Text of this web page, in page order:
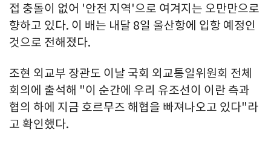
접 충돌이 없어 '안전 지역'으로 여겨지는 오만만으로
향하고 있다. 이 배는 내달 8일 울산항에 입항 예정인
것으로 전해졌다.
조현 외교부 장관도 이날 국회 외교통일위원회 전체
회의에 출석해 "이 순간에 우리 유조선이 이란 측과
협의 하에 지금 호르무즈 해협을 빠져나오고 있다"라
고 확인했다.